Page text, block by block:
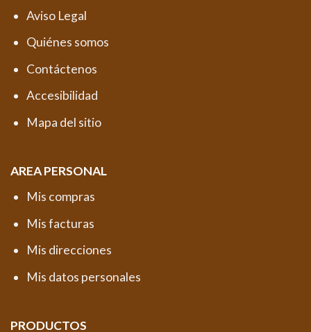
Aviso Legal
Quiénes somos
Contáctenos
Accesibilidad
Mapa del sitio
AREA PERSONAL
Mis compras
Mis facturas
Mis direcciones
Mis datos personales
PRODUCTOS